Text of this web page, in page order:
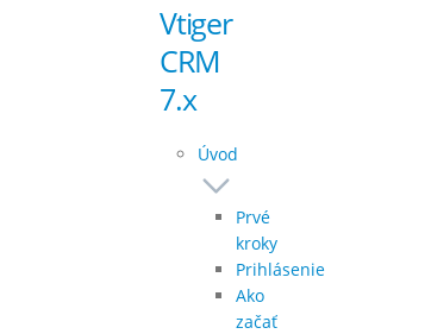
Vtiger
CRM
7.x
Úvod
Prvé
kroky
Prihlásenie
Ako
začať